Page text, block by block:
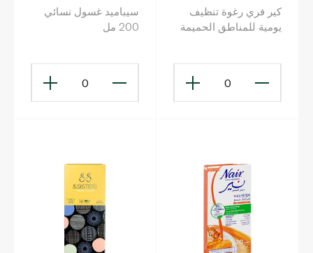
كير فري رغوة تنظيف
يومية للمناطق الحميمة
0
سيباميد غسول نسائي
200 مل
0